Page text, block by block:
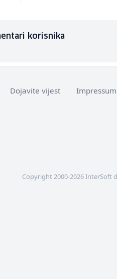
korisnika
Dojavite vijest Impressum
Copyright 2000-2026 InterSoft